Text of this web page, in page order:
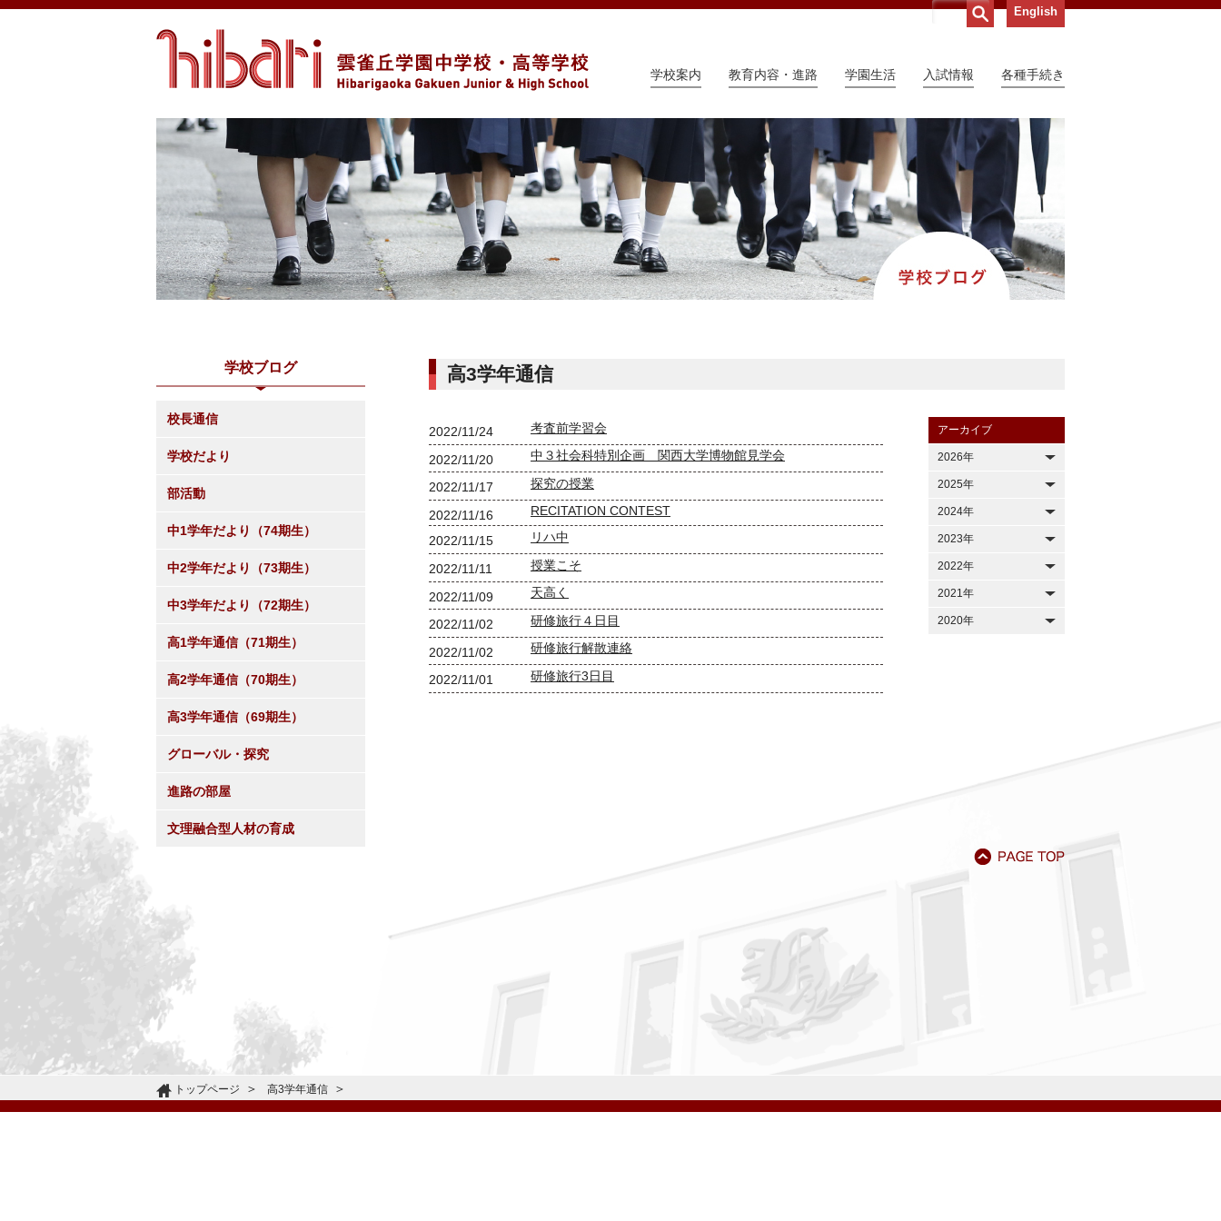
English
学校案内 教育内容・進路 学園生活 入試情報 各種手続き
高3学年通信
2022/11/24 考査前学習会
2022/11/20 中３社会科特別企画 関西大学博物館見学会
2022/11/17 探究の授業
2022/11/16 RECITATION CONTEST
2022/11/15 リハ中
2022/11/11 授業こそ
2022/11/09 天高く
2022/11/02 研修旅行４日目
2022/11/02 研修旅行解散連絡
2022/11/01 研修旅行3日目
アーカイブ
2026年
2025年
2024年
2023年
2022年
2021年
2020年
学校ブログ
校長通信
学校だより
部活動
中1学年だより（74期生）
中2学年だより（73期生）
中3学年だより（72期生）
高1学年通信（71期生）
高2学年通信（70期生）
高3学年通信（69期生）
グローバル・探究
進路の部屋
文理融合型人材の育成
トップページ 高3学年通信